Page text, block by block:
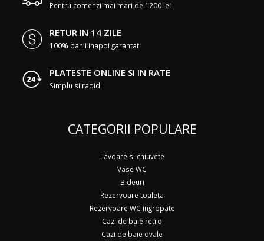
Pentru comenzi mai mari de 1200 lei
RETUR IN 14 ZILE
100% banii inapoi garantat
PLATESTE ONLINE SI IN RATE
Simplu si rapid
CATEGORII POPULARE
Lavoare si chiuvete
Vase WC
Bideuri
Rezervoare toaleta
Rezervoare WC ingropate
Cazi de baie retro
Cazi de baie ovale